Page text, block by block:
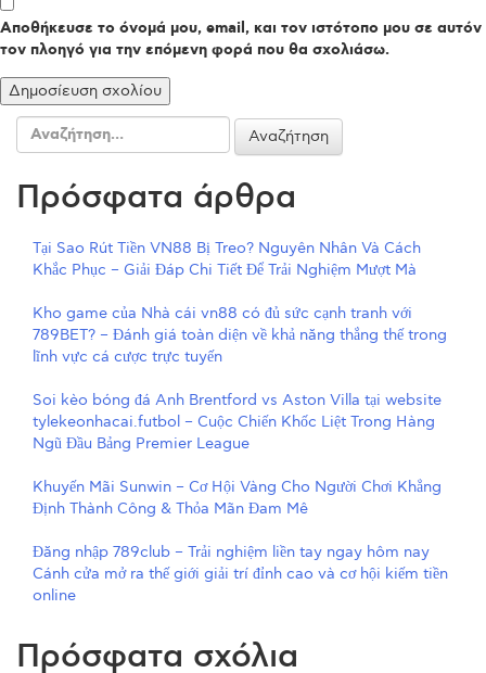
Αποθήκευσε το όνομά μου, email, και τον ιστότοπο μου σε αυτόν
τον πλοηγό για την επόμενη φορά που θα σχολιάσω.
Αναζήτηση
για:
Πρόσφατα άρθρα
Tại Sao Rút Tiền VN88 Bị Treo? Nguyên Nhân Và Cách
Khắc Phục – Giải Đáp Chi Tiết Để Trải Nghiệm Mượt Mà
Kho game của Nhà cái vn88 có đủ sức cạnh tranh với
789BET? – Đánh giá toàn diện về khả năng thắng thế trong
lĩnh vực cá cược trực tuyến
Soi kèo bóng đá Anh Brentford vs Aston Villa tại website
tylekeonhacai.futbol – Cuộc Chiến Khốc Liệt Trong Hàng
Ngũ Đầu Bảng Premier League
Khuyến Mãi Sunwin – Cơ Hội Vàng Cho Người Chơi Khẳng
Định Thành Công & Thỏa Mãn Đam Mê
Đăng nhập 789club – Trải nghiệm liền tay ngay hôm nay
Cánh cửa mở ra thế giới giải trí đỉnh cao và cơ hội kiếm tiền
online
Πρόσφατα σχόλια